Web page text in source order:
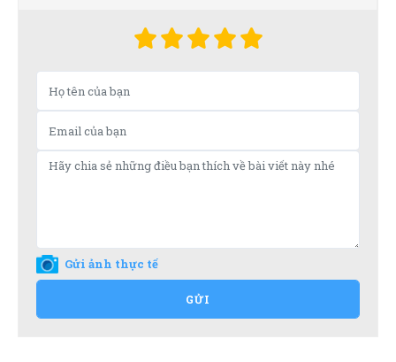
Gửi ảnh thực tế
GỬI